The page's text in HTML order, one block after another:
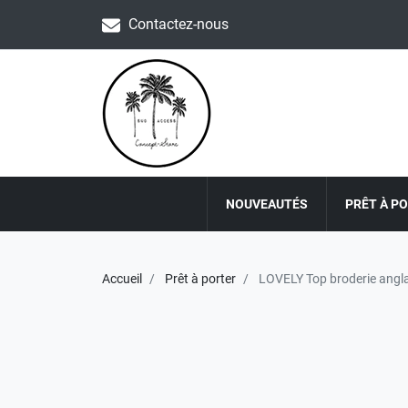
Contactez-nous
NOUVEAUTÉS PRÊT À
Accueil Prêt à porter LOVELY Top broderie